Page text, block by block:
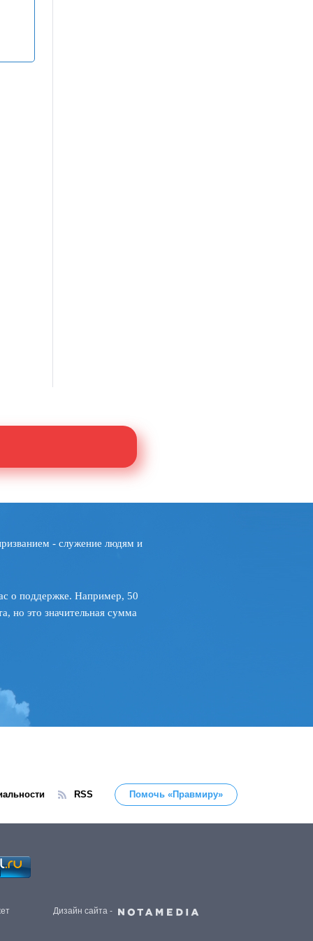
- служение людям и
о поддержке. Например, 50
но это значительная сумма
RSS Помочь «Правмиру»
Дизайн сайта -